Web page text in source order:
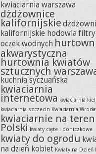
kwiaciarnia warszawa
dżdżownice
kalifornijskie
kalifornijskie hodowla filtry
oczek wodnych
akwarystyczna
hurtownia kwiatów
sztucznych
kuchnia syczuańska
kwiaciarnia
internetowa kwiaciarnia
kwiaciarnia szczecin Kwiaciarnia
kwiaciarnie na
Polski kwiaty cięte i doniczkowe
kwiaty do ogrodu
na dzień kobiet Kwiaty na Dzień